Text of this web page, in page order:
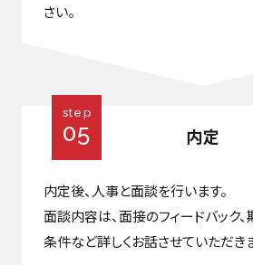
さい。
step
05 内定
内定後、人事と面談を行います。
面談内容は、面接のフィードバック
条件など詳しくお話させていただき